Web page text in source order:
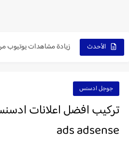
الأحدث
جوجل ادسنس
تركيب افضل اعلانات
ads adsense